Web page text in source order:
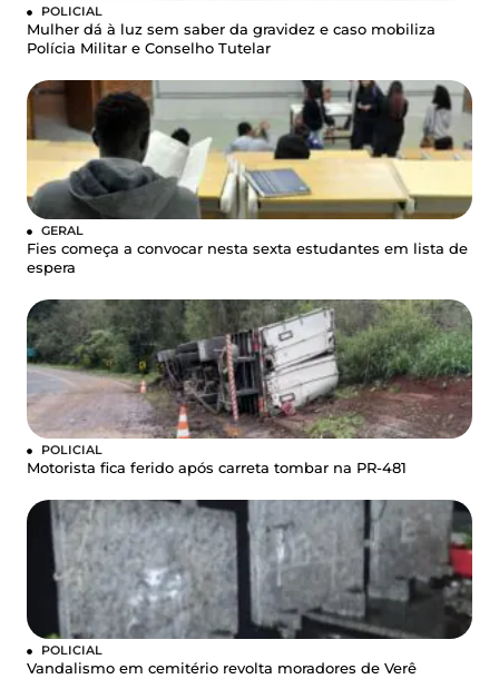
POLICIAL
Mulher dá à luz sem saber da gravidez e caso mobiliza
Polícia Militar e Conselho Tutelar
GERAL
Fies começa a convocar nesta sexta estudantes em lista de
espera
POLICIAL
Motorista fica ferido após carreta tombar na PR-481
POLICIAL
Vandalismo em cemitério revolta moradores de Verê